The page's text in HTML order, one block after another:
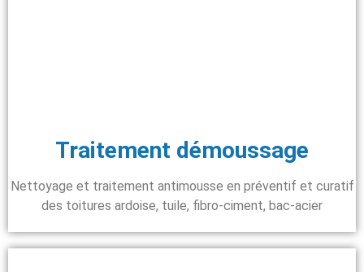
Traitement démoussage
Nettoyage et traitement antimousse en préventif et curatif
des toitures ardoise, tuile, fibro-ciment, bac-acier